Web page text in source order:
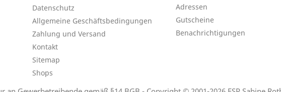
Datenschutz
Allgemeine Geschäftsbedingungen
Zahlung und Versand
Kontakt
Sitemap
Shops
Adressen
Gutscheine
Benachrichtigungen